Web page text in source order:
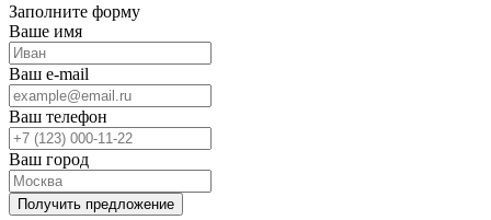
Заполните форму
Ваше имя
Ваш e-mail
Ваш телефон
Ваш город